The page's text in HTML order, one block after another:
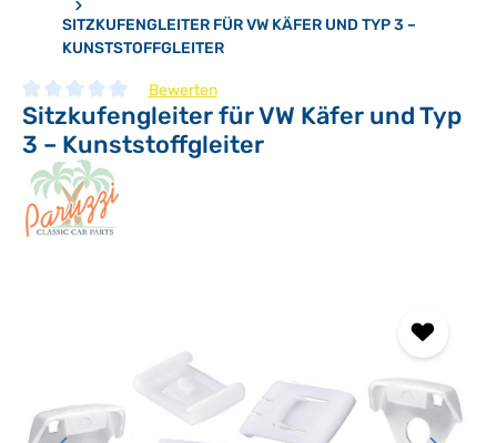
SITZKUFENGLEITER FÜR VW KÄFER UND TYP 3 –
KUNSTSTOFFGLEITER
Durchschnittliche Bewertung von 0 von 5 Sternen
Bewerten
Sitzkufengleiter für VW Käfer und Typ
3 – Kunststoffgleiter